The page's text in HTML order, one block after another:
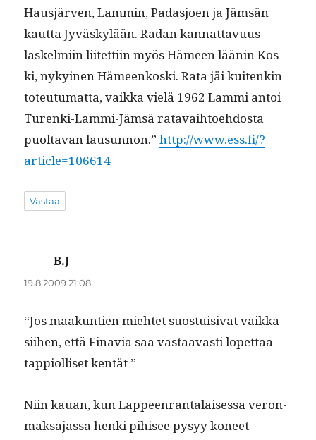
Hausjär­ven, Lam­min, Padasjoen ja Jäm­sän
kaut­ta Jyväskylään. Radan kan­nat­tavu­us­
laskelmi­in liitet­ti­in myös Hämeen läänin Kos­
ki, nykyi­nen Hämeenkos­ki. Rata jäi kuitenkin
toteu­tu­mat­ta, vaik­ka vielä 1962 Lam­mi antoi
Turen­ki-Lam­mi-Jäm­sä ratavai­h­toe­hdos­ta
puolta­van lausun­non.”http://www.ess.fi/?
article=106614
Vastaa
B.J
19.8.2009 21:08
“Jos maakun­tien miehtet suos­tu­isi­vat vaik­ka
siihen, että Finavia saa vas­taavasti lopet­taa
tap­pi­ol­liset kentät ”
Niin kauan, kun Lappeen­ran­ta­laises­sa veron­
mak­sa­jas­sa hen­ki pihisee pysyy koneet